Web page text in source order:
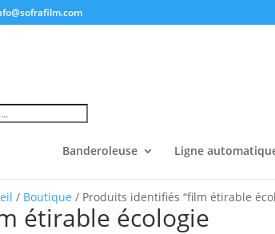
Banderoleuse
Ligne
/ Boutique / Produits identifiés “film étirable
étirable écologie